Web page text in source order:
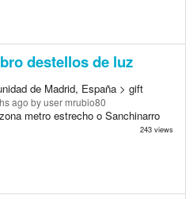
destellos de luz
de Madrid, España > gift
ago by user mrubio80
metro estrecho o Sanchinarro
243 views